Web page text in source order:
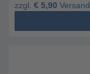
zzgl. € 5,90